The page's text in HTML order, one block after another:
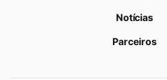
Notícias
Parceiros